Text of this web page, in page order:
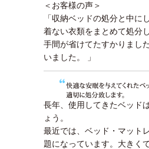
＜お客様の声＞
「収納ベッドの処分と中に
着ない衣類をまとめて処分
手間が省けてたすかりまし
いました。 」
長年、使用してきたベッド
ょう。
最近では、ベッド・マット
題になっています。大きく